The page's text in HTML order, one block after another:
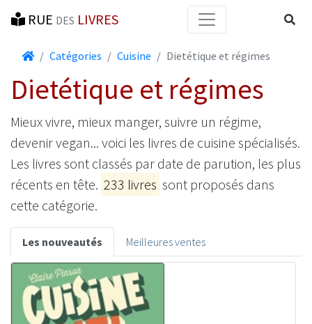
RUE DES LIVRES
AccueilCatégories Cuisine Dietétique et régimes
Dietétique et régimes
Mieux vivre, mieux manger, suivre un régime,
devenir vegan... voici les livres de cuisine spécialisés.
Les livres sont classés par date de parution, les plus
récents en tête. 233 livres sont proposés dans
cette catégorie.
Les nouveautés Meilleures ventes